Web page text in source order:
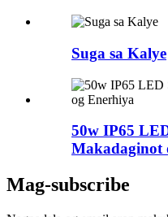
Suga sa Kalye
50w IP65
Makadaginot
Mag-subscribe